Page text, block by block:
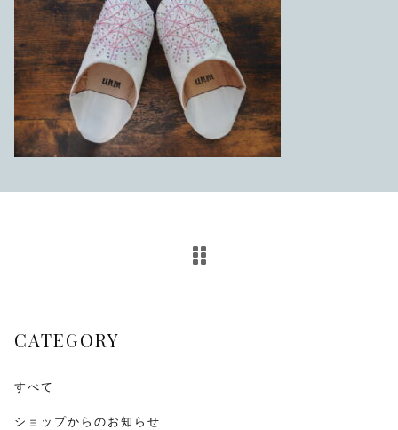
CATEGORY
すべて
ショップからのお知らせ
価格帯
並び順
セール